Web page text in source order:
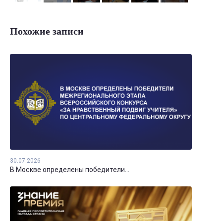
Похожие записи
30.07.2026
В Москве определены победители...